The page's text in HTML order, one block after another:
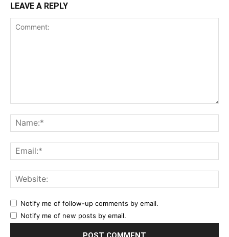
LEAVE A REPLY
Notify me of follow-up comments by email.
Notify me of new posts by email.